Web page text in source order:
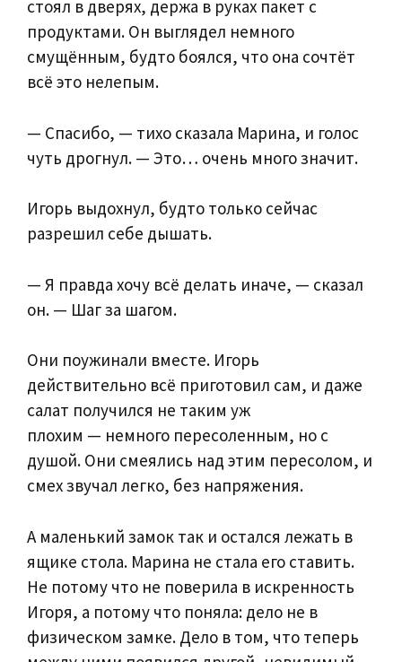
стоял в дверях, держа в руках пакет с
продуктами. Он выглядел немного
смущённым, будто боялся, что она сочтёт
всё это нелепым.
— Спасибо, — тихо сказала Марина, и голос
чуть дрогнул. — Это… очень много значит.
Игорь выдохнул, будто только сейчас
разрешил себе дышать.
— Я правда хочу всё делать иначе, — сказал
он. — Шаг за шагом.
Они поужинали вместе. Игорь
действительно всё приготовил сам, и даже
салат получился не таким уж
плохим — немного пересоленным, но с
душой. Они смеялись над этим пересолом, и
смех звучал легко, без напряжения.
А маленький замок так и остался лежать в
ящике стола. Марина не стала его ставить.
Не потому что не поверила в искренность
Игоря, а потому что поняла: дело не в
физическом замке. Дело в том, что теперь